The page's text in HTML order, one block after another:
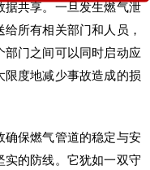
据共享。一旦发生燃气泄
所有相关部门和人员，
门之间可以同时启动应
度地减少事故造成的损
确保燃气管道的稳定与安
的防线。它犹如一双守